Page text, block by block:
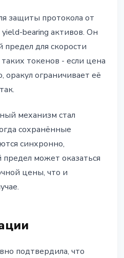
защиты протокола от
bearing активов. Он
предел для скорости
токенов - если цена
оракул ограничивает её
механизм стал
сохранённые
синхронно,
может оказаться
цены, что и
подтвердила, что